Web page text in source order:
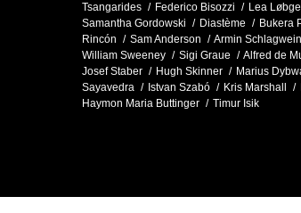
Tsangarides
Federico Bisozzi Lea
Samantha Gordowski
Diastème Bukera
Rincón
Sam Anderson Armin Schlagwein
William Sweeney
Sigi Graue Alfred de
Josef Staber
Hugh Skinner Marius
Sayavedra
Istvan Szabó Kris Marshall
Haymon Maria Buttinger
Timur Isik